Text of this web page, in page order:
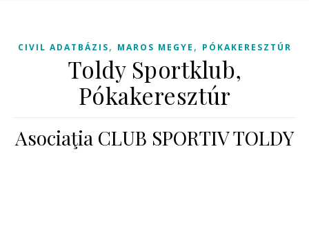
CIVIL ADATBÁZIS, MAROS MEGYE , PÓKAKERESZTÚR
Toldy Sportklub,
Pókakeresztúr
Asociaţia CLUB SPORTIV TOLDY